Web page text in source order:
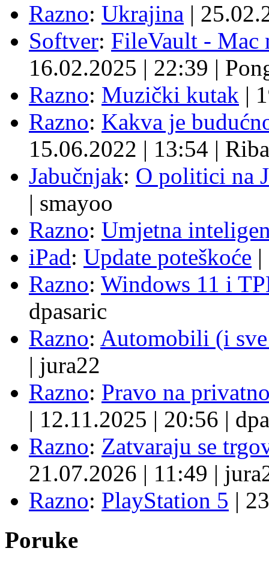
Razno: Ukrajina |
Softver: FileVault - Mac
16.02.2025 | 22:39 |
Razno: Muzički kutak |
Razno: Kakva je
15.06.2022 | 13:54 | Riba
Jabučnjak: O politici na
| smayoo
Razno: Umjetna
iPad: Update poteškoće |
Razno: Windows 11 i
dpasaric
Razno: Automobili (i
| jura22
Razno: Pravo na
| 12.11.2025 | 20:56 |
Razno: Zatvaraju se
21.07.2026 | 11:49 |
Razno: PlayStation 5 |
Poruke